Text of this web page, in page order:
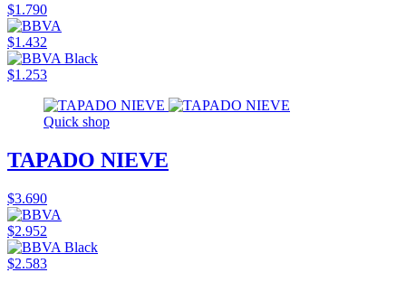
$1.790
$1.432
$1.253
Quick shop
TAPADO NIEVE
$3.690
$2.952
$2.583